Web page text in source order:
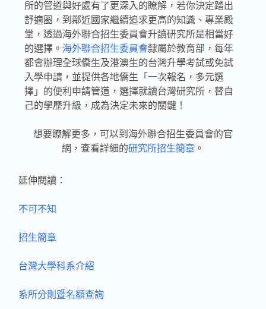
所的管道與好處有了更深入的瞭解，若你決定踏出
舒適圈，到鄰近國家繼續追求更高的知識、專業殿
堂，透過海外聯合招生委員會升讀研究所是相當好
的選擇。 海外聯合招生委員會隸屬於教育部，每年
都會辦理全球僑生及港澳生的台灣升學考試或免試
入學申請，並提供各地僑生「一次報名，多元選
擇」的便利申請管道，選擇就讀台灣研究所，替自
己的學歷升級，成為決定未來的關鍵！
想要瞭解更多，可以到海外聯合招生委員會的官
網，查看詳細的研究所招生簡章 。
延伸閱讀：
不可不知
招生簡章
台灣大學科系介紹
系所分則暨名額查詢